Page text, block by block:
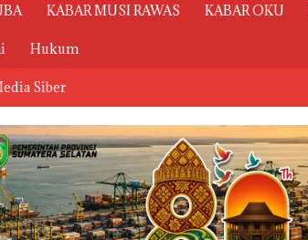
KABAR MUSI RAWAS KABAR OKU
Hukum
Siber